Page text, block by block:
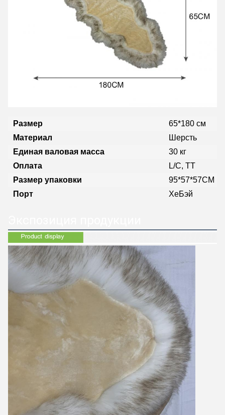
Размер
65*180 см
Материал
Шерсть
Единая валовая масса
30 кг
Оплата
L/C, TT
Размер упаковки
95*57*57CM
Порт
ХеБэй